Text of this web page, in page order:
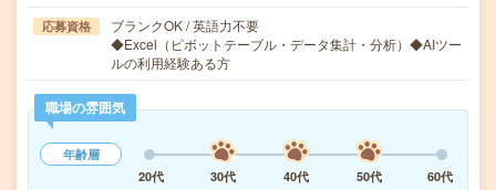
応募資格
ブランクOK / 英語力不要
◆Excel（ピボットテーブル・データ集計・分析）◆AIツー
ルの利用経験ある方
職場の雰囲気
年齢層
20代
30代 40代 50代 60代